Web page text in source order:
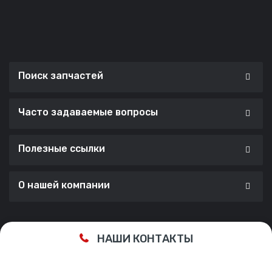
Поиск запчастей
Часто задаваемые вопросы
Полезные ссылки
О нашей компании
Сделано с ❤️ вCherry Lab Agency
НАШИ КОНТАКТЫ